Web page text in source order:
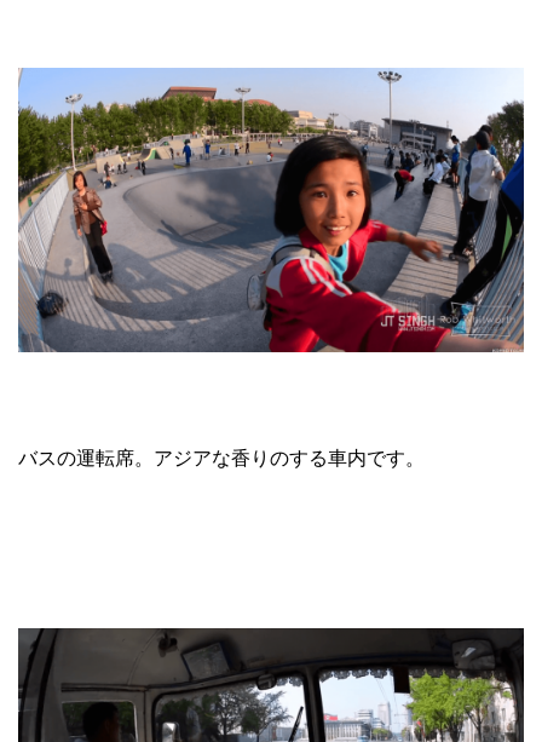
バスの運転席。アジアな香りのする車内です。